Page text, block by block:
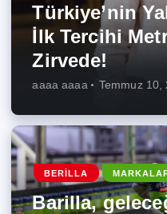
Türkiye’nin
İlk Tercihi
Zirvede!
aaaa aaaa Temmuz 10,
BERILLA
Barilla,